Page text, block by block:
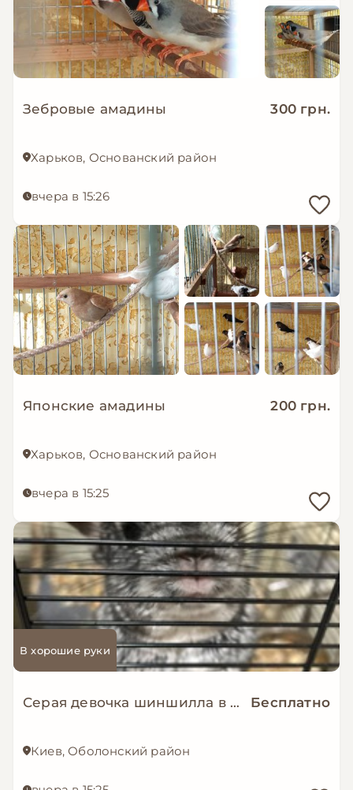
Зебровые амадины 300 грн.
Харьков, Основанский район
вчера в 15:26
Японские амадины 200 грн.
Харьков, Основанский район
вчера в 15:25
В хорошие руки
Серая девочка шиншилла в добрые руки Бесплатно
Киев, Оболонский район